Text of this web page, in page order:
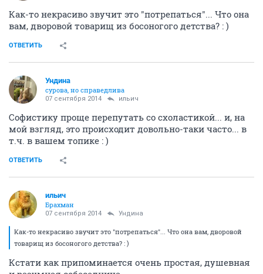
Как-то некрасиво звучит это "потрепаться"... Что она
вам, дворовой товарищ из босоногого детства? : )
ОТВЕТИТЬ
Ундинa
сурова, но справедлива
07 сентября 2014 ильич
Софистику проще перепутать со схоластикой... и, на
мой взгляд, это происходит довольно-таки часто... в
т.ч. в вашем топике : )
ОТВЕТИТЬ
ильич
Брахман
07 сентября 2014 Ундинa
Как-то некрасиво звучит это "потрепаться"... Что она вам, дворовой
товарищ из босоногого детства? : )
Кстати как припоминается очень простая, душевная